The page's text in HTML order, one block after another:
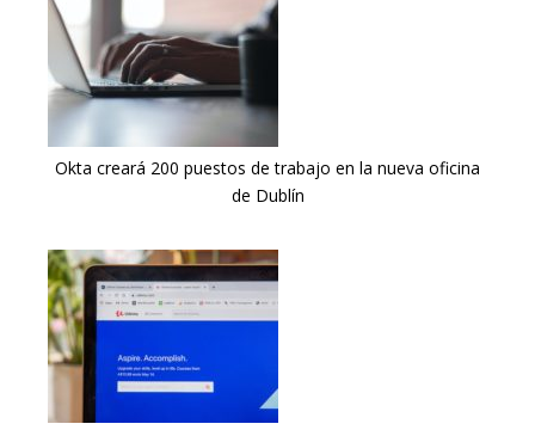
Okta creará 200 puestos de trabajo en la nueva oficina
de Dublín